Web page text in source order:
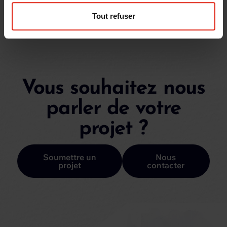
Tout refuser
Vous souhaitez nous
parler de votre
projet ?
Soumettre un
projet
Nous
contacter